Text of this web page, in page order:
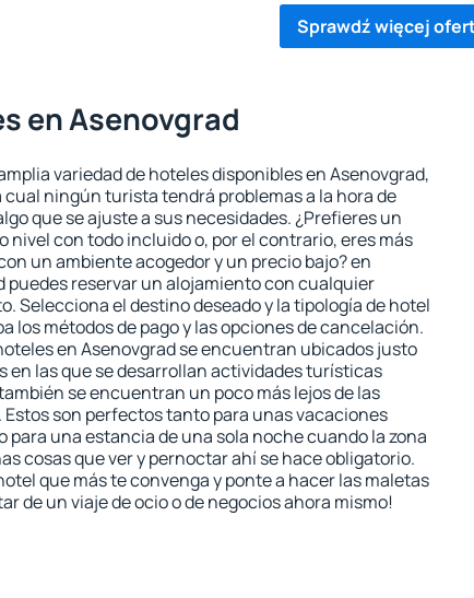
Sprawdź więcej
en Asenovgrad
variedad de hoteles disponibles en Asenovgrad,
cual ningún turista tendrá problemas a la hora de
que se ajuste a sus necesidades. ¿Prefieres un
nivel con todo incluido o, por el contrario, eres más
un ambiente acogedor y un precio bajo? en
puedes reservar un alojamiento con cualquier
Selecciona el destino deseado y la tipología de hotel
los métodos de pago y las opciones de cancelación.
en Asenovgrad se encuentran ubicados justo
en las que se desarrollan actividades turísticas
se encuentran un poco más lejos de las
son perfectos tanto para unas vacaciones
para una estancia de una sola noche cuando la zona
cosas que ver y pernoctar ahí se hace obligatorio.
que más te convenga y ponte a hacer las maletas
de un viaje de ocio o de negocios ahora mismo!